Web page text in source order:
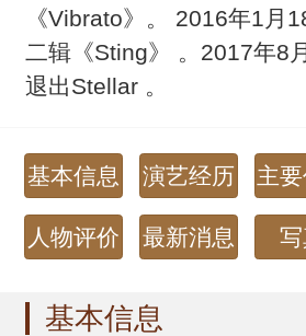
《Vibrato》。 2016年1月
二辑《Sting》 。2017年8
退出Stellar 。
基本信息 演艺经历 主
人物评价 最新消息
基本信息